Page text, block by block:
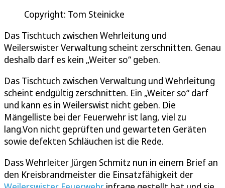
Copyright: Tom Steinicke
Das Tischtuch zwischen Wehrleitung und
Weilerswister Verwaltung scheint zerschnitten. Genau
deshalb darf es kein „Weiter so“ geben.
Das Tischtuch zwischen Verwaltung und Wehrleitung
scheint endgültig zerschnitten. Ein „Weiter so“ darf
und kann es in Weilerswist nicht geben. Die
Mängelliste bei der Feuerwehr ist lang, viel zu
lang.Von nicht geprüften und gewarteten Geräten
sowie defekten Schläuchen ist die Rede.
Dass Wehrleiter Jürgen Schmitz nun in einem Brief an
den Kreisbrandmeister die Einsatzfähigkeit der